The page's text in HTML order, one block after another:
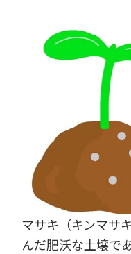
マサキ（キンマサ
んだ肥沃な土壌で